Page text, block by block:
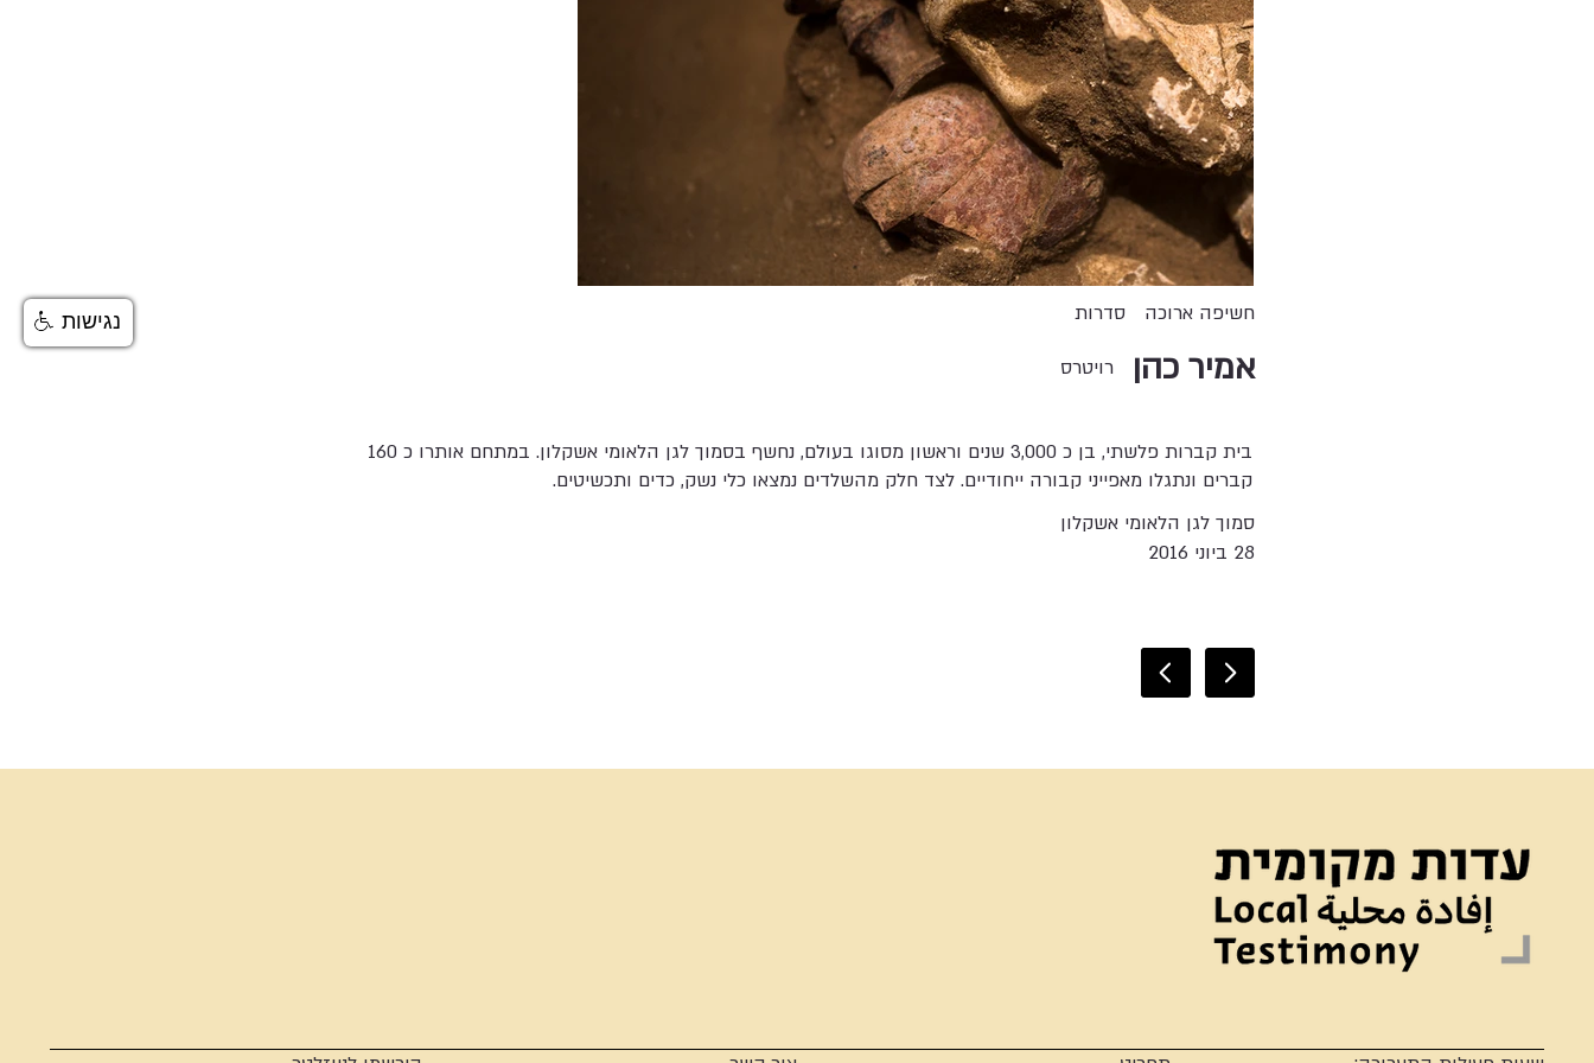
סדרות חשיפה ארוכה
אמיר כהן רויטרס
בית קברות פלשתי, בן כ 3,000 שנים וראשון מסוגו בעולם, נחשף בסמוך לגן הלאומי אשקלון. במתחם אותרו כ 160
קברים ונתגלו מאפייני קבורה ייחודיים. לצד חלק מהשלדים נמצאו כלי נשק, כדים ותכשיטים.
סמוך לגן הלאומי אשקלון
28 ביוני 2016
נגישות